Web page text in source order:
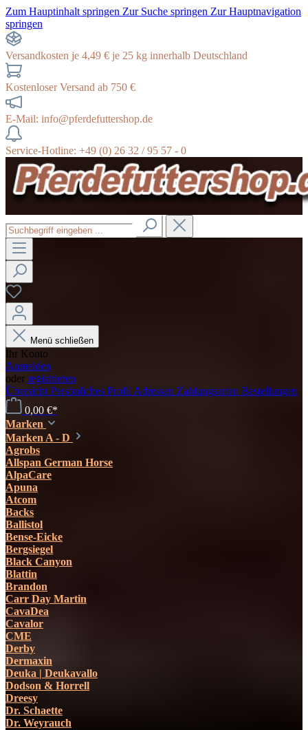
Zum Hauptinhalt springen Zur Suche springen Zur Hauptnavigation
springen
Versandkosten je 4,49 € je 25 kg innerhalb Deutschland
Kostenloser Versand ab 750 €
E-Mail: info@pferdefuttershop.de
Service-Hotline: +49 (0) 26 32 / 95 57 - 0
Menü schließen
Ihr Konto
Anmelden
oder registrieren
Übersicht Persönliches Profil Adressen Zahlungsarten Bestellungen
0,00 €*
Marken
Marken A - D
Agrobs
Allspan German Horse
AlpaCare
Apuna
Atcom
Backs
Ballistol
Bense-Eicke
Bergsiegel
Black Canyon
Blattin
Brandon
Carr Day Martin
CavaDea
Cavalor
CME
Derby
Dermaxin
Deuka | Deukavallo
Dodson & Horrell
Dreesy
Dr. Schaette
Dr. Weyrauch